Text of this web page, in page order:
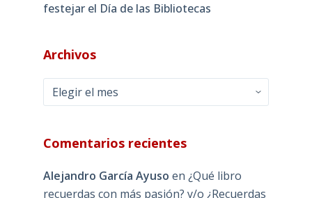
festejar el Día de las Bibliotecas
Archivos
Archivos
Comentarios recientes
Alejandro García Ayuso en ¿Qué libro
recuerdas con más pasión? y/o ¿Recuerdas